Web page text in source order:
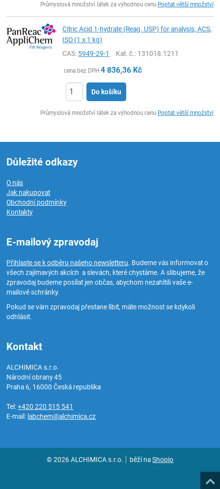
Průmyslová množství látek za výhodnou cenu Poptat větší množství
Citric Acid 1-hydrate (Reag. USP) for analysis, ACS,
ISO (1 x 1 kg)
CAS: 5949-29-1 Kat. č.: 131018.1211
cena bez DPH 4 836,36 Kč
Do košíku
Průmyslová množství látek za výhodnou cenu Poptat větší množství
Důležité odkazy
O nás
Jak nakupovat
Obchodní podmínky
Kontakty
E-mailový zpravodaj
Přihlaste se k odběru našeho newsletteru. Budeme vás informovat o
všech zajímavých akcích a slevách, které chystáme. A slibujeme, že
zpravodaj budeme posílat jen občas, abychom nezahltili vaše e-
mailové schránky.
Pokud se vám zpravodaj přestane líbit, máte možnost se kdykoli
odhlásit.
Kontakt
ALCHIMICA s.r.o.
Národní obrany 45
Praha 6, 16000Česká republika
Tel:+420 220 515 541
E-mail: labchem@alchimica.cz
© 2026 ALCHIMICA s.r.o. běží naShopio